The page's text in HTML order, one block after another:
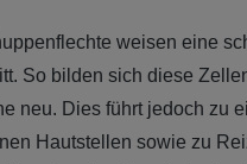
weisen eine
So bilden sich diese
neu. Dies führt jedoch zu
Hautstellen sowie zu